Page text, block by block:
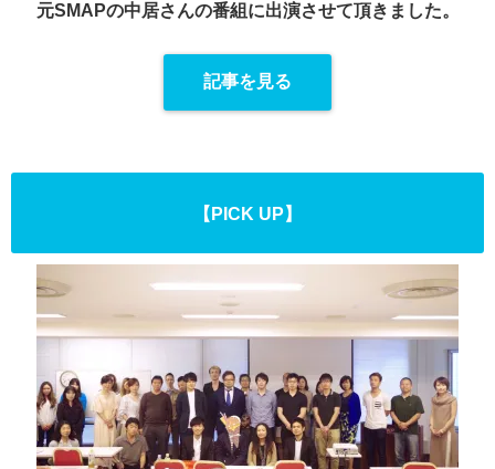
元SMAPの中居さんの番組に出演させて頂きました。
記事を見る
【PICK UP】